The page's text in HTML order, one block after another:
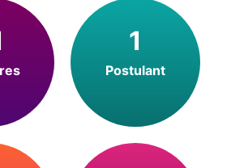
1
Postulant